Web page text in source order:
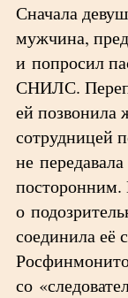
Сначала
мужчина,
и попросил
СНИЛС.
ей позвонила
сотрудницей
не
посторонним.
о
соединила её
со